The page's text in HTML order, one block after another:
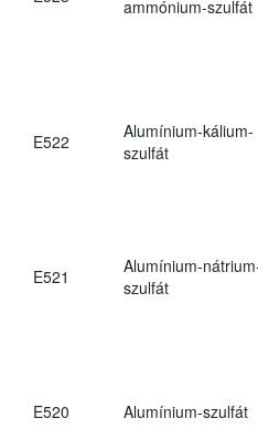
ammónium-szulfát
E522
Alumínium-kálium-
szulfát
E521
Alumínium-
szulfát
E520 Alumínium-szulfát